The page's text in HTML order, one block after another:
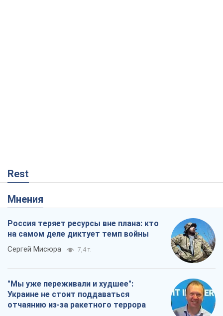
Rest
Мнения
Россия теряет ресурсы вне плана: кто
на самом деле диктует темп войны
Сергей Мисюра 7,4 т.
"Мы уже переживали и худшее":
Украине не стоит поддаваться
отчаянию из-за ракетного террора